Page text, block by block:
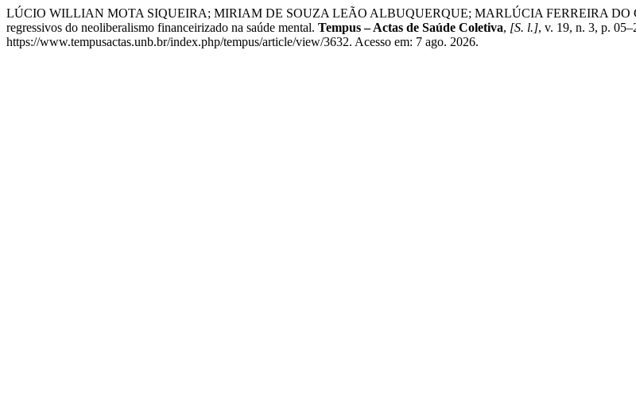
LÚCIO WILLIAN MOTA SIQUEIRA; MIRIAM DE SOUZA LEÃO ALBUQUERQUE; MARLÚCIA FERREIRA DO
regressivos do neoliberalismo financeirizado na saúde mental. Tempus – Actas de Saúde Coletiva, [S. l.], v. 19, n. 3, p.
https://www.tempusactas.unb.br/index.php/tempus/article/view/3632. Acesso em: 7 ago. 2026.